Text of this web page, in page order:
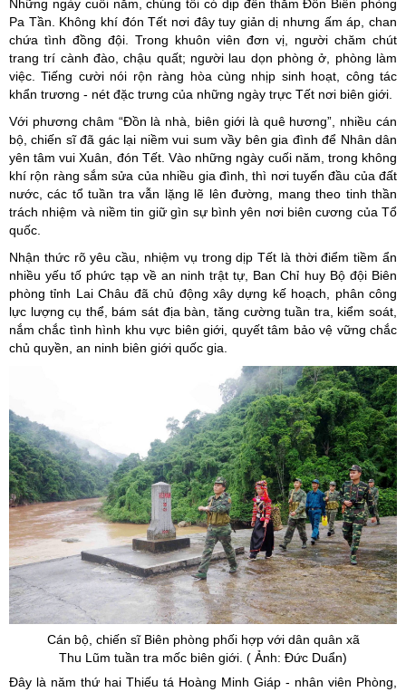
Những ngày cuối năm, chúng tôi có dịp đến thăm Đồn Biên phòng
Pa Tần. Không khí đón Tết nơi đây tuy giản dị nhưng ấm áp, chan
chứa tình đồng đội. Trong khuôn viên đơn vị, người chăm chút
trang trí cành đào, chậu quất; người lau dọn phòng ở, phòng làm
việc. Tiếng cười nói rộn ràng hòa cùng nhịp sinh hoạt, công tác
khẩn trương - nét đặc trưng của những ngày trực Tết nơi biên giới.
Với phương châm “Đồn là nhà, biên giới là quê hương”, nhiều cán
bộ, chiến sĩ đã gác lại niềm vui sum vầy bên gia đình để Nhân dân
yên tâm vui Xuân, đón Tết. Vào những ngày cuối năm, trong không
khí rộn ràng sắm sửa của nhiều gia đình, thì nơi tuyến đầu của đất
nước, các tổ tuần tra vẫn lặng lẽ lên đường, mang theo tinh thần
trách nhiệm và niềm tin giữ gìn sự bình yên nơi biên cương của Tổ
quốc.
Nhận thức rõ yêu cầu, nhiệm vụ trong dịp Tết là thời điểm tiềm ẩn
nhiều yếu tố phức tạp về an ninh trật tự, Ban Chỉ huy Bộ đội Biên
phòng tỉnh Lai Châu đã chủ động xây dựng kế hoạch, phân công
lực lượng cụ thể, bám sát địa bàn, tăng cường tuần tra, kiểm soát,
nắm chắc tình hình khu vực biên giới, quyết tâm bảo vệ vững chắc
chủ quyền, an ninh biên giới quốc gia.
Cán bộ, chiến sĩ Biên phòng phối hợp với dân quân xã
Thu Lũm tuần tra mốc biên giới. ( Ảnh: Đức Duẩn)
Đây là năm thứ hai Thiếu tá Hoàng Minh Giáp - nhân viên Phòng,